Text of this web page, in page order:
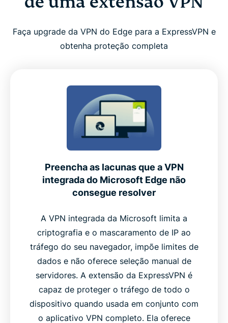
Como configurar uma VPN para Microsoft Edge
Dicas para usar a ExpressVPN de forma eficaz
com o Edge
Funcionalidades premium integradas à extensão
Por que os usuários do Edge escolhem o
ExpressVPN em vez de alternativas gratuitas
Feedback dos usuários: o que os clientes reais
dizem
Perguntas frequentes
Adicione a ExpressVPN ao Microsoft Edge agora
Faça upgrade da VPN do Edge para a ExpressVPN e
obtenha proteção completa
Preencha as lacunas que a VPN
integrada do Microsoft Edge não
consegue resolver
A VPN integrada da Microsoft limita a
criptografia e o mascaramento de IP ao
tráfego do seu navegador, impõe limites de
dados e não oferece seleção manual de
servidores. A extensão da ExpressVPN é
capaz de proteger o tráfego de todo o
dispositivo quando usada em conjunto com
o aplicativo VPN completo. Ela oferece